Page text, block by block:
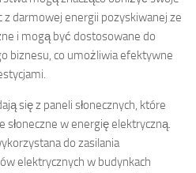
z darmowej energii pozyskiwanej ze
i mogą być dostosowane do
biznesu, co umożliwia efektywne
się z paneli słonecznych, które
słoneczne w energię elektryczną.
do zasilania
elektrycznych w budynkach